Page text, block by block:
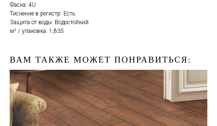
Фаска: 4U
Тиснение в регистр: Есть
Защита от воды: Водостойкий
м² / упаковка: 1,835
ВАМ ТАКЖЕ МОЖЕТ ПОНРАВИТЬСЯ: